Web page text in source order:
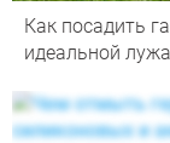
Как посадить
идеальной